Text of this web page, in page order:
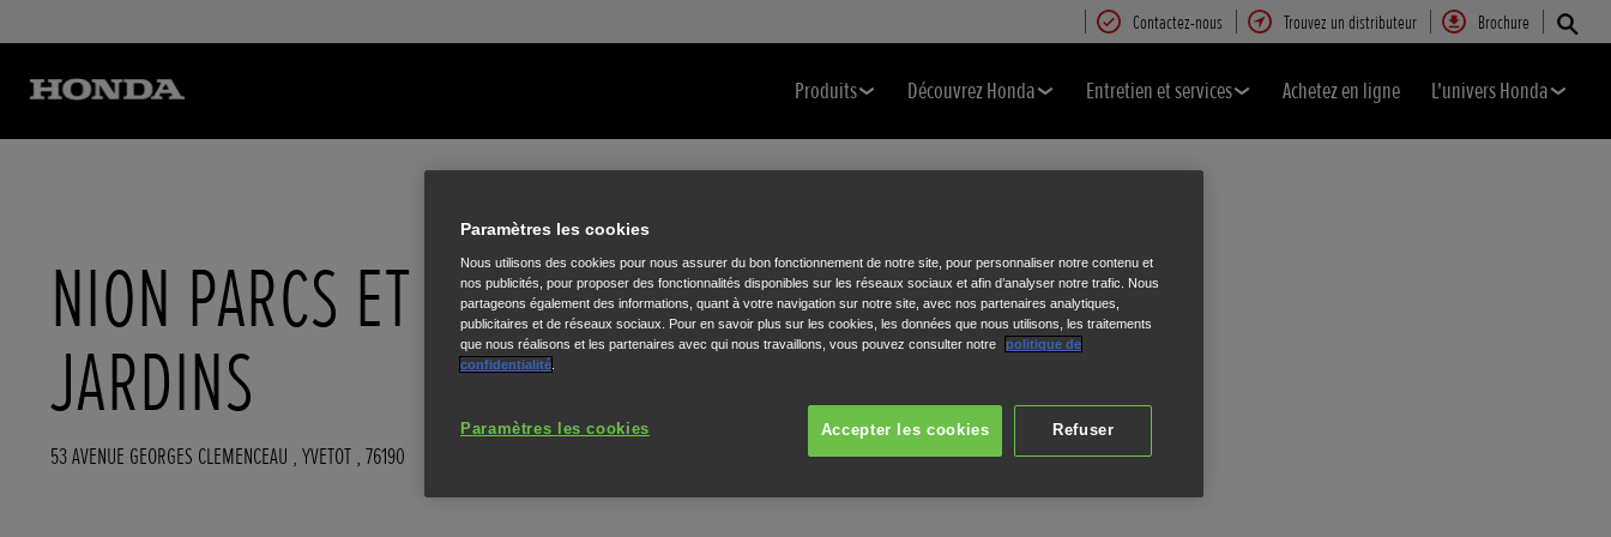
Contactez-nous Trouvez un distributeur Brochure
Produits Découvrez Honda Entretien et services Achetez en ligne L'univers Honda
NION PARCS ET
JARDINS
53 AVENUE GEORGES CLEMENCEAU , YVETOT , 76190
Paramètres les cookies
Nous utilisons des cookies pour nous assurer du bon fonctionnement de notre site, pour personnaliser notre contenu et
nos publicités, pour proposer des fonctionnalités disponibles sur les réseaux sociaux et afin d’analyser notre trafic. Nous
partageons également des informations, quant à votre navigation sur notre site, avec nos partenaires analytiques,
publicitaires et de réseaux sociaux. Pour en savoir plus sur les cookies, les données que nous utilisons, les traitements
que nous réalisons et les partenaires avec qui nous travaillons, vous pouvez consulter notre
politique de
confidentialité
Refuser
Accepter les cookies
Paramètres les cookies